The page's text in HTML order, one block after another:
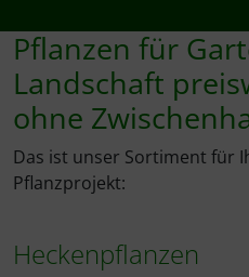
Pflanzen für
Landschaft
ohne
Das ist unser Sortiment für
Pflanzprojekt:
Heckenpflanzen